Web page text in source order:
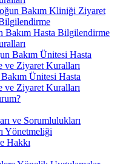
Bakım Kliniği Ziyaret
Bakım Hasta Bilgilendirme
Bakım Ünitesi Hasta
ve Ziyaret Kuralları
Ünitesi Hasta
ve Ziyaret Kuralları
ve Sorumlulukları
Yönetmeliği
Hakkı